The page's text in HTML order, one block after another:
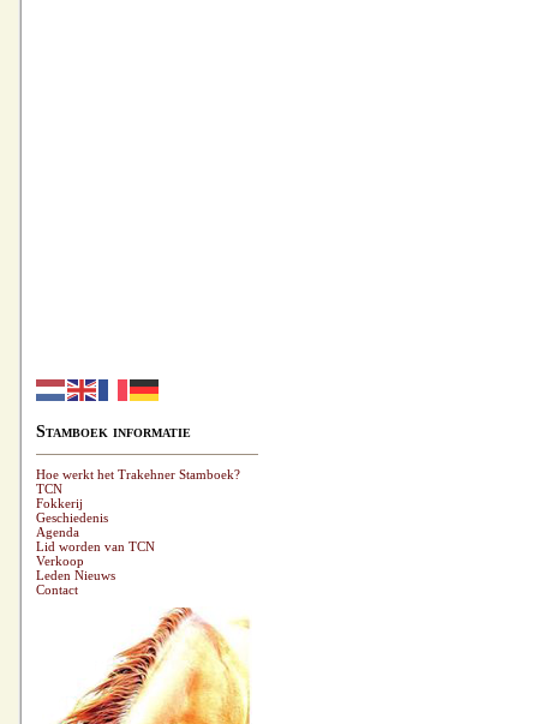
Stamboek informatie
Hoe werkt het Trakehner Stamboek?
TCN
Fokkerij
Geschiedenis
Agenda
Lid worden van TCN
Verkoop
Leden Nieuws
Contact